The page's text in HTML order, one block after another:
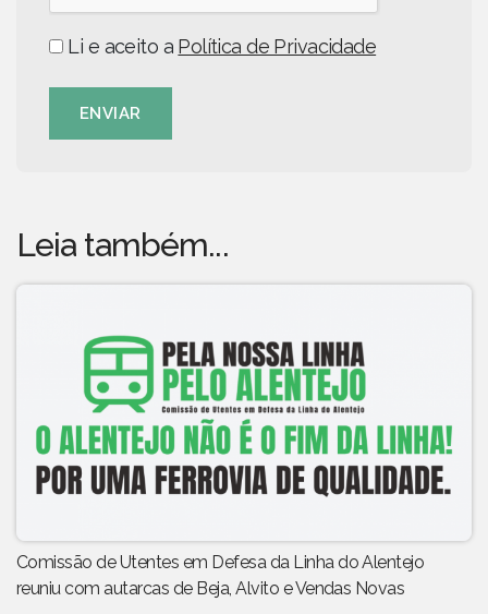
Li e aceito a Política de Privacidade
ENVIAR
Leia também...
Comissão de Utentes em Defesa da Linha do Alentejo
reuniu com autarcas de Beja, Alvito e Vendas Novas